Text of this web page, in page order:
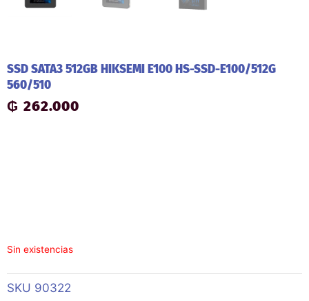
SSD SATA3 512GB HIKSEMI E100 HS-SSD-E100/512G
560/510
₲ 262.000
Sin existencias
SKU 90322